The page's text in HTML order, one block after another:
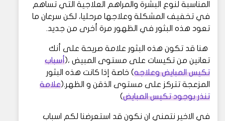
المناسبة لنوع البشرة والمراهم العلاجية التي تساهم
في تخفيف المشكلة وعلاجها مرحليا، لكن سرعان ما
تعود هذه البثور في الظهور مرة أخرى من جديد.
هنا قد تكون هذه البثور علامة صريحة على أنك
تعانين من تكيسات على مستوى المبيض ،(أسباب
تكيس المبايض وعلاجه) خاصة إذا كانت هذه البثور
المزعجة تتركز على مستوى الذقن و الظهر.(علامة
تنذر بوجود تكيس المبايض)
في الاخير نتمني ان نكون قد استعرضنا لكم اسباب